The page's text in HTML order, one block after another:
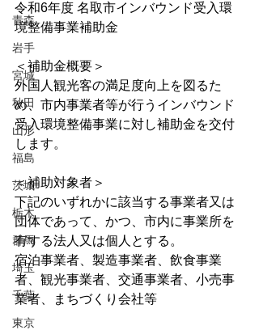
青森
岩手
宮城
秋田
山形
福島
茨城
栃木
群馬
埼玉
千葉
東京
令和6年度 名取市インバウンド受入環
境整備事業補助金
＜補助金概要＞
外国人観光客の満足度向上を図るた
め、市内事業者等が行うインバウンド
受入環境整備事業に対し補助金を交付
します。
＜補助対象者＞
下記のいずれかに該当する事業者又は
団体であって、かつ、市内に事業所を
有する法人又は個人とする。
宿泊事業者、製造事業者、飲食事業
者、観光事業者、交通事業者、小売事
業者、まちづくり会社等